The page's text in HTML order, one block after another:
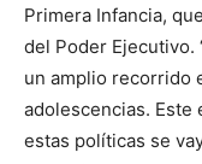
Primera Infancia,
del Poder Ejecutivo.
un amplio recorrido
adolescencias. Este
estas políticas se